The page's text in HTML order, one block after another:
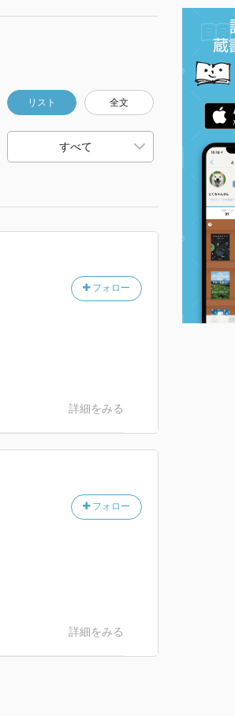
リスト 全文
フォロー
詳細をみる
フォロー
詳細をみる